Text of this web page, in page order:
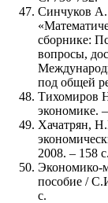
Синчуков
сборнике:
вопросы,
под общей
Тихомиров
экономике.
Хачатрян,
2008. – 158 с.
Экономико-
пособие /
с.